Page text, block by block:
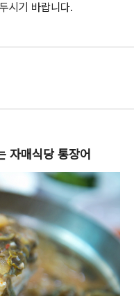
시기 바랍니다.
자매식당 통장어